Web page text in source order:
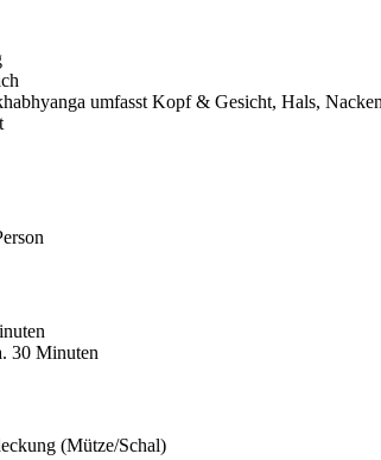
umfasst Kopf & Gesicht, Hals,
30 Minuten
(Mütze/Schal)